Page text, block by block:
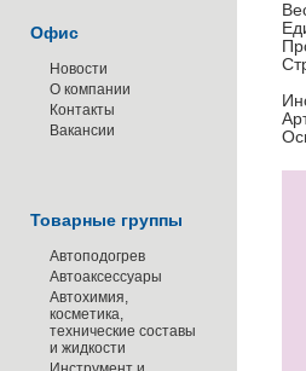
Офис
Новости
О компании
Контакты
Вакансии
Товарные группы
Автоподогрев
Автоаксессуары
Автохимия,
косметика,
технические составы
и жидкости